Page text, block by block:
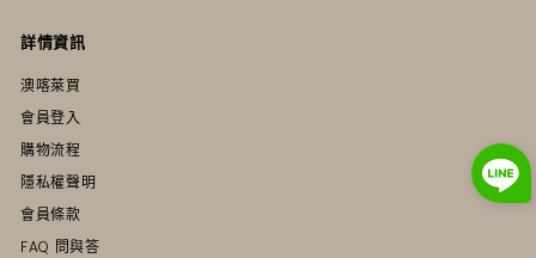
詳情資訊
澳喀萊買
會員登入
購物流程
隱私權聲明
會員條款
FAQ 問與答